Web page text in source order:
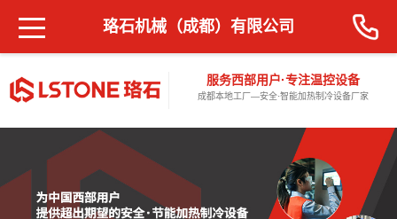
服务西部用户·专注温控设备
成都本地工厂—安全·智能加热制冷设备厂家
珞石机械（成都）有限公司